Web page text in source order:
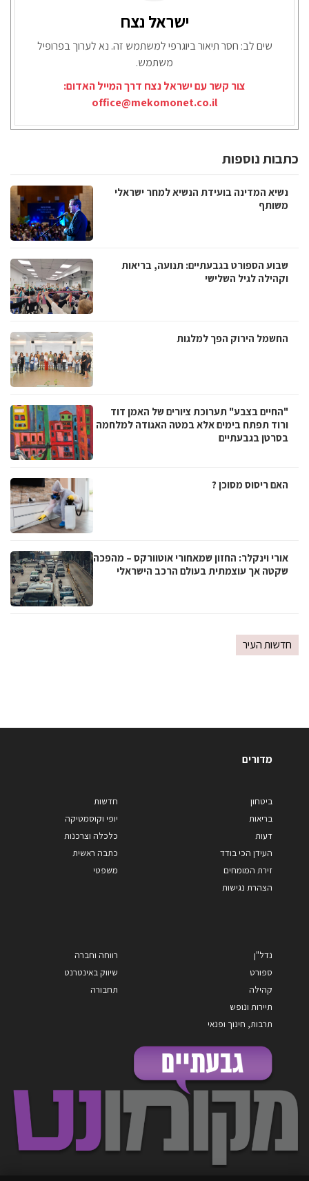
ישראל נצח
שים לב: חסר תיאור ביוגרפי למשתמש זה. נא לערוך בפרופיל
משתמש.
צור קשר עם ישראל נצח דרך המייל האדום:
office@mekomonet.co.il
כתבות נוספות
נשיא המדינה בועידת הנשיא למחר ישראלי
משותף
שבוע הספורט בגבעתיים: תנועה, בריאות
וקהילה לגיל השלישי
החשמל הירוק הפך למלגות
"החיים בצבע" תערוכת ציורים של האמן דוד
ורוד תפתח בימים אלא במטה האגודה למלחמה
בסרטן בגבעתיים
האם ריסוס מסוכן ?
אורי וינקלר: החזון שמאחורי אוטוורקס – מהפכה
שקטה אך עוצמתית בעולם הרכב הישראלי
חדשות העיר
מדורים
ביטחון
בריאות
דעות
העידן הכי בודד
זירת המומחים
הצהרת נגישות
חדשות
יופי וקוסמטיקה
כלכלה וצרכנות
כתבה ראשית
משפטי
נדל"ן
ספורט
קהילה
תיירות ונופש
תרבות, חינוך ופנאי
רווחה וחברה
שיווק באינטרנט
תחבורה